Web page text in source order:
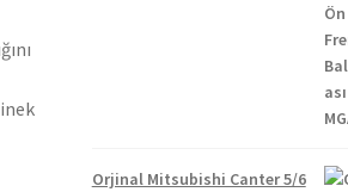
Orjinal Mitsubishi Canter 5/6